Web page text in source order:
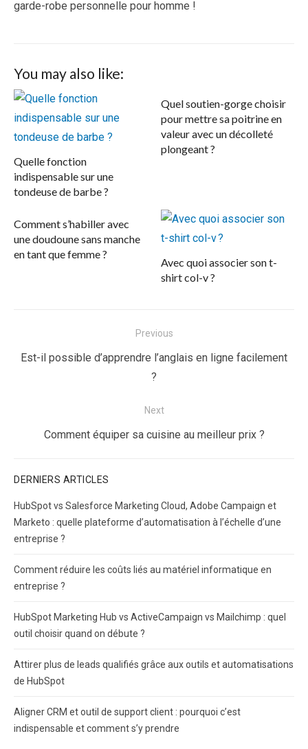
garde-robe personnelle pour homme !
You may also like:
Quelle fonction
indispensable sur une
tondeuse de barbe ?
Quel soutien-gorge choisir
pour mettre sa poitrine en
valeur avec un décolleté
plongeant ?
Comment s’habiller avec
une doudoune sans manche
en tant que femme ?
Avec quoi associer son t-
shirt col-v ?
de
Previous
Previous
Est-il possible d’apprendre l’anglais en ligne facilement
?
Next
Next
Comment équiper sa cuisine au meilleur prix ?
DERNIERS ARTICLES
HubSpot vs Salesforce Marketing Cloud, Adobe Campaign et
Marketo : quelle plateforme d’automatisation à l’échelle d’une
entreprise ?
Comment réduire les coûts liés au matériel informatique en
entreprise ?
HubSpot Marketing Hub vs ActiveCampaign vs Mailchimp : quel
outil choisir quand on débute ?
Attirer plus de leads qualifiés grâce aux outils et automatisations
de HubSpot
Aligner CRM et outil de support client : pourquoi c’est
indispensable et comment s’y prendre